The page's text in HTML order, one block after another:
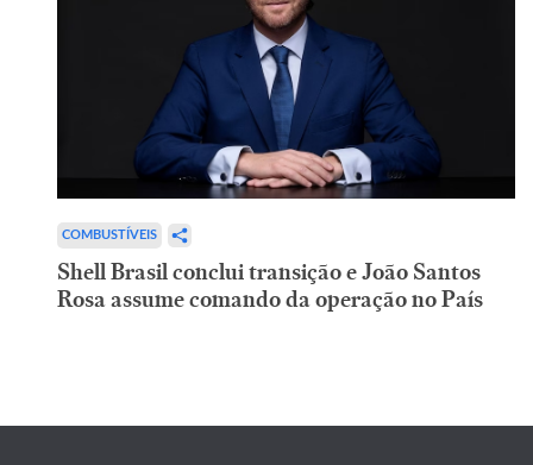
COMBUSTÍVEIS
Shell Brasil conclui transição e João Santos
Rosa assume comando da operação no País